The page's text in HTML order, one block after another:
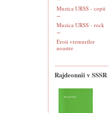
Muzica URSS - copii
Muzica URSS - rock
Eroii vremurilor
noastre
Rajdeonnîi v SSSR